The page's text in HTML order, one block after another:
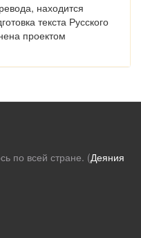
находится
текста Русского
проектом
по всей стране. (Деяния